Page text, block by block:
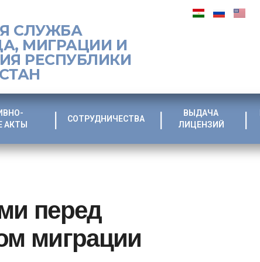
СЛУЖБА
МИГРАЦИИ И
РЕСПУБЛИКИ
АКТЫ
СОТРУДНИЧЕСТВА
ВЫДАЧА
ЛИЦЕНЗИЙ
перед
миграции